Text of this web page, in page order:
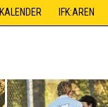
KALENDER IFK:AREN